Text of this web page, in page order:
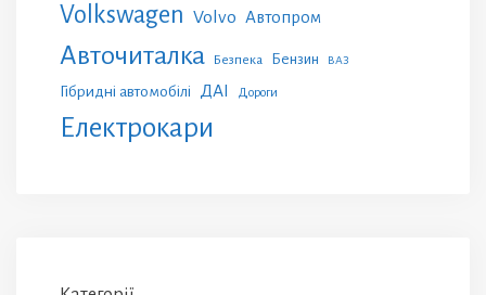
Volkswagen Volvo Автопром
Авточиталка Безпека Бензин ВАЗ
Гібридні автомобілі ДАІ Дороги
Електрокари